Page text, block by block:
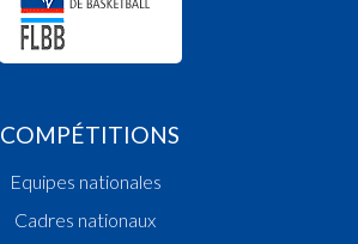
COMPÉTITIONS
Equipes nationales
Cadres nationaux